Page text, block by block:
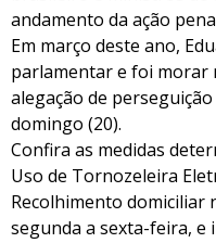
andamento da ação
Em março deste ano,
parlamentar e foi morar
alegação de
domingo (20).
Confira as medidas
Uso de Tornozeleira
Recolhimento domiciliar
segunda a sexta-feira, e